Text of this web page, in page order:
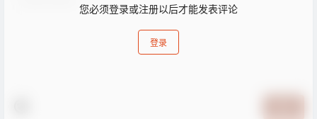
您必须登录或注册以后才能发表评论
登录